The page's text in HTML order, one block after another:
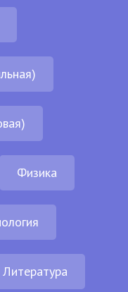
Физика
Литература